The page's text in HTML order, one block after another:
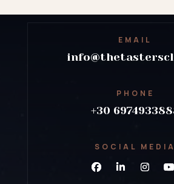
EMAIL
PHONE
+30
SOCIAL MEDIA